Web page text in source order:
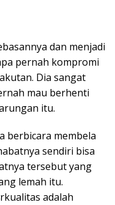
dan menjadi
pernah kompromi
Dia sangat
mau berhenti
itu.
berbicara membela
sendiri bisa
tersebut yang
lemah itu.
adalah